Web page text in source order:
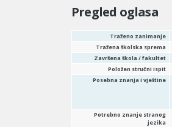
Pregled oglasa
Traženo zanimanje
Tražena školska sprema
Završena škola / fakultet
Položen stručni ispit
Posebna znanja i vještine
Potrebno znanje stranog
jezika